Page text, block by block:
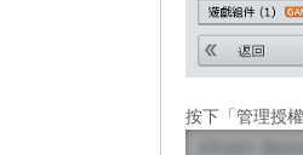
按下「管理授